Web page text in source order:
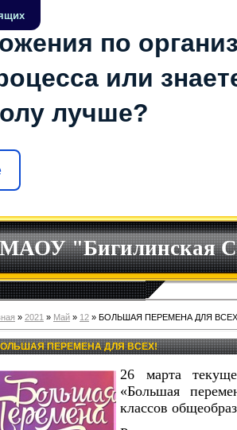
по
или
лучше?
МАОУ "Бигилинская
» 2021 » Май » 12 » БОЛЬШАЯ ПЕРЕМЕНА ДЛЯ
ПЕРЕМЕНА ДЛЯ ВСЕХ!
26 марта
«Большая
классов